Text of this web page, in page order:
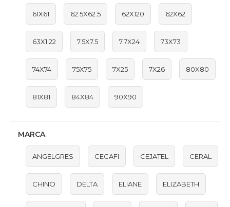
61X61 62.5X62.5 62X120 62X62
63X1.22 7.5X7.5 7.7X24 73X73
74X74 75X75 7X25 7X26 80X80
81X81 84X84 90X90
MARCA
ANGELGRES CECAFI CEJATEL CERAL
CHINO DELTA ELIANE ELIZABETH